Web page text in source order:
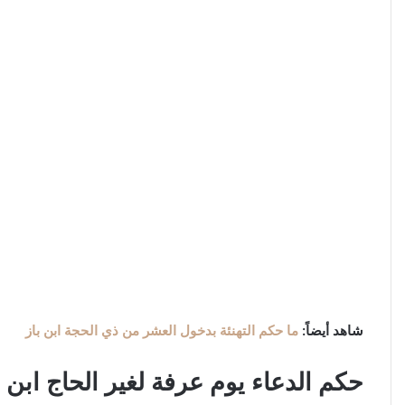
شاهد أيضاً: ما حكم التهنئة بدخول العشر من ذي الحجة ابن باز
حكم الدعاء يوم عرفة لغير الحاج ابن